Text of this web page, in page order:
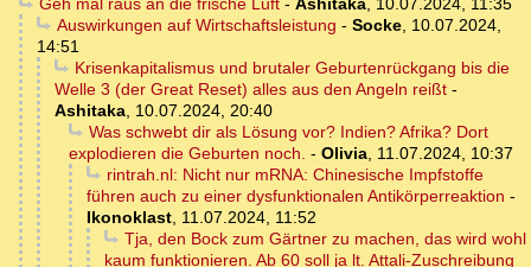
Geh mal raus an die frische Luft- Ashitaka, 10.07.2024, 11:35
Auswirkungen auf Wirtschaftsleistung - Socke, 10.07.2024,
14:51
Krisenkapitalismus und brutaler Geburtenrückgang bis die
Welle 3 (der Great Reset) alles aus den Angeln reißt -
Ashitaka, 10.07.2024, 20:40
Was schwebt dir als Lösung vor? Indien? Afrika? Dort
explodieren die Geburten noch. - Olivia, 11.07.2024, 10:37
rintrah.nl: Nicht nur mRNA: Chinesische Impfstoffe
führen auch zu einer dysfunktionalen Antikörperreaktion -
Ikonoklast, 11.07.2024, 11:52
Tja, den Bock zum Gärtner zu machen, das wird wohl
kaum funktionieren. Ab 60 soll ja lt. Attali-Zuschreibung